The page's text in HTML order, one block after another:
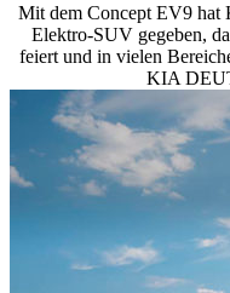
Mit dem Concept EV9 hat
Elektro-SUV gegeben,
feiert und in vielen
KIA